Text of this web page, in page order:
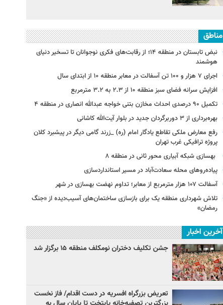
مناطق
نبض تابستان در منطقه ۱۴؛ از رقابت‌های فکری نوجوانان تا تسخیر دنیای
هوشمند
اجرای ۷ هزار و ۱۰۰ تن آسفالت در معابر منطقه ۱۰ از ابتدای سال
افزایش سرانه فضای سبز منطقه ۱۰ از ۲.۳ به ۳.۲ مترمربع
تکمیل ۹۰ درصدی احداث مخازن بتنی خواجه عبدالله انصاری در منطقه ۴
بهره‌برداری از ۳ دوربرگردان جدید در بلوار آیت‌الله کاشانی
رفع معارض ملکی تقاطع یادگار امام (ره) _زرند گامی دیگر در پیشبرد کلان
پروژه‌ ترافیکی غرب تهران
بهسازی شبکه آبیاری محور ثانی در منطقه ۸
پیاده‌روهای محله سعادت‌آباد در مسیر استانداردسازی
آسفالت ۱۰۷ هزار مترمربع از معابر؛ تداوم نهضت بهسازی در شهر
تلاش شهرداری منطقه یک برای بازسازی ساختمان‌های آسیب‌دیده از «جنگ
رمضان»
آخرین اخبار
جشن تکلیف دختران نومکلف منطقه ۱۵ برگزار شد
تعریض بزرگراه افسریه در دست اقدام/ فاز نخست